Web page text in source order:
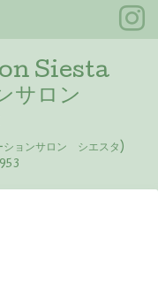
Siesta
サロン
ョンサロン シエスタ)